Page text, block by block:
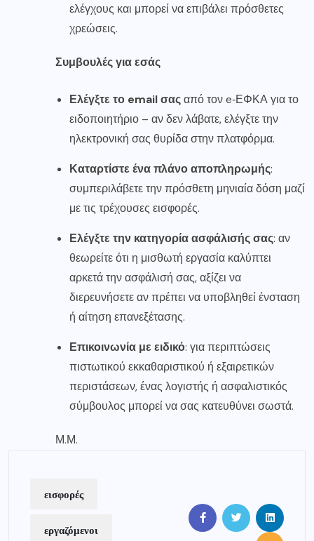
ελέγχους και μπορεί να επιβάλει πρόσθετες
χρεώσεις.
Συμβουλές για εσάς
Ελέγξτε το email σαςαπό τον e‑ΕΦΚΑ για το
ειδοποιητήριο – αν δεν λάβατε, ελέγξτε την
ηλεκτρονική σας θυρίδα στην πλατφόρμα.
Καταρτίστε ένα πλάνο αποπληρωμής:
συμπεριλάβετε την πρόσθετη μηνιαία δόση μαζί
με τις τρέχουσες εισφορές.
Ελέγξτε την κατηγορία ασφάλισής σας: αν
θεωρείτε ότι η μισθωτή εργασία καλύπτει
αρκετά την ασφάλισή σας, αξίζει να
διερευνήσετε αν πρέπει να υποβληθεί ένσταση
ή αίτηση επανεξέτασης.
Επικοινωνία με ειδικό: για περιπτώσεις
πιστωτικού εκκαθαριστικού ή εξαιρετικών
περιστάσεων, ένας λογιστής ή ασφαλιστικός
σύμβουλος μπορεί να σας κατευθύνει σωστά.
Μ.Μ.
εισφορές
εργαζόμενοι